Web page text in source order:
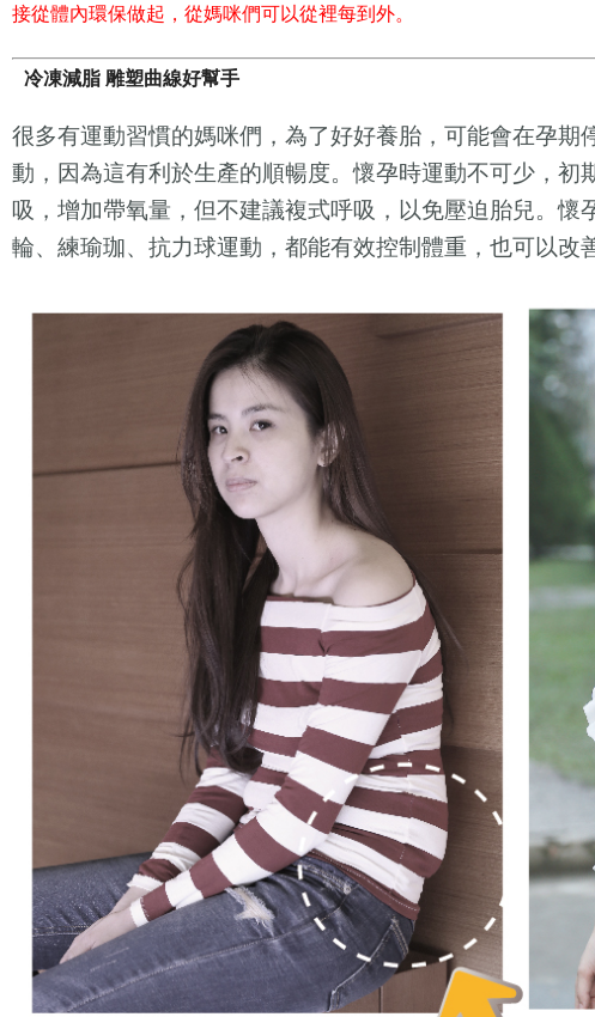
接從體內環保做起，從媽咪們可以從裡每到外。
冷凍減脂 雕塑曲線好幫手
很多有運動習慣的媽咪們，為了好好養胎，可能會在孕
動，因為這有利於生產的順暢度。懷孕時運動不可少，
吸，增加帶氧量，但不建議複式呼吸，以免壓迫胎兒。懷
輪、練瑜珈、抗力球運動，都能有效控制體重，也可以改